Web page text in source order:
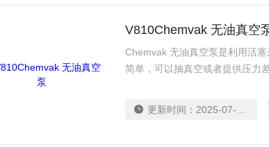
V810Chemvak 无油真空
Chemvak 无油真空泵是利用活
简单，可以抽真空或者提供压力
更新时间： 2025-07-14